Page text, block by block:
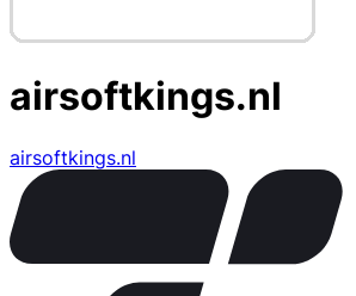
airsoftkings.nl
airsoftkings.nl